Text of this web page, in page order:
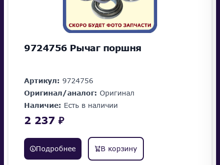
9724756 Рычаг поршня
Артикул: 9724756
Оригинал/аналог: Оригинал
Наличие: Есть в наличии
2 237 ₽
Подробнее В корзину